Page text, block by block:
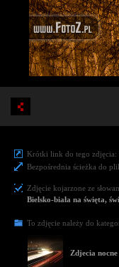
Krótki link do tego zdjęcia:
Bezpośrednia ścieżka do
Zdjęcie kojarzone ze
Bielsko-biała na święta,
To zdjęcie należy do
Zdjecia nocne